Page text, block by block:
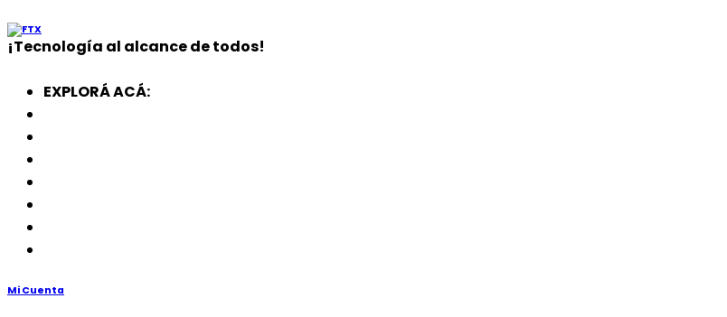
¡Tecnología al alcance de todos!
EXPLORÁ ACÁ:
Mi Cuenta